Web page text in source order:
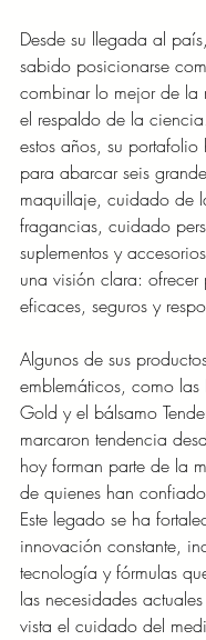
Desde su llegada al
sabido posicionarse
combinar lo mejor de la
el respaldo de la
estos años, su
para abarcar seis
maquillaje, cuidado de
fragancias, cuidado
suplementos y
una visión clara: ofrecer
eficaces, seguros y
Algunos de sus
emblemáticos, como las
Gold y el bálsamo
marcaron tendencia
hoy forman parte de la
de quienes han
Este legado se ha
innovación constante,
tecnología y fórmulas
las necesidades
vista el cuidado del